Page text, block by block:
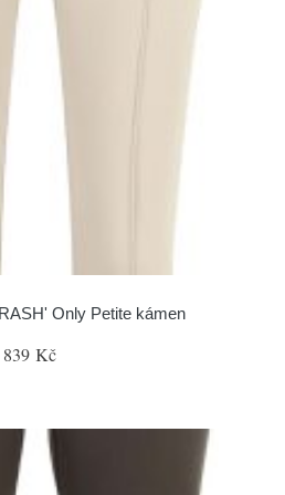
Only Petite kámen
839 Kč